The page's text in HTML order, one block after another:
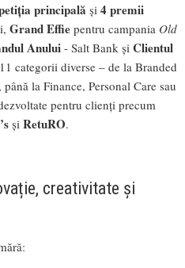
principală și 4 premii
Grand Effie pentru campania Old
Anului- Salt Bank și Clientul
categorii diverse – de la Branded
la Finance, Personal Care sau
pentru clienți precum
și RetuRO.
creativitate și